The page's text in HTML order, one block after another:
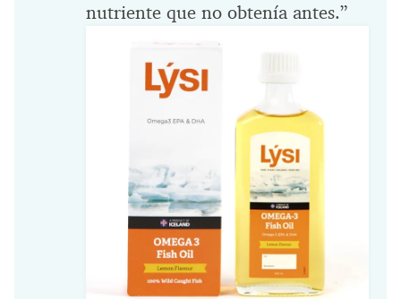
nutriente que no obtenía antes.”